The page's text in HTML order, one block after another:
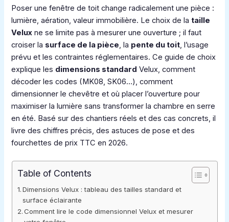
Poser une fenêtre de toit change radicalement une pièce :
lumière, aération, valeur immobilière. Le choix de la taille
Velux ne se limite pas à mesurer une ouverture ; il faut
croiser la surface de la pièce, la pente du toit, l’usage
prévu et les contraintes réglementaires. Ce guide de choix
explique les dimensions standard Velux, comment
décoder les codes (MK08, SK06…), comment
dimensionner le chevêtre et où placer l’ouverture pour
maximiser la lumière sans transformer la chambre en serre
en été. Basé sur des chantiers réels et des cas concrets, il
livre des chiffres précis, des astuces de pose et des
fourchettes de prix TTC en 2026.
Table of Contents
Dimensions Velux : tableau des tailles standard et
surface éclairante
Comment lire le code dimensionnel Velux et mesurer